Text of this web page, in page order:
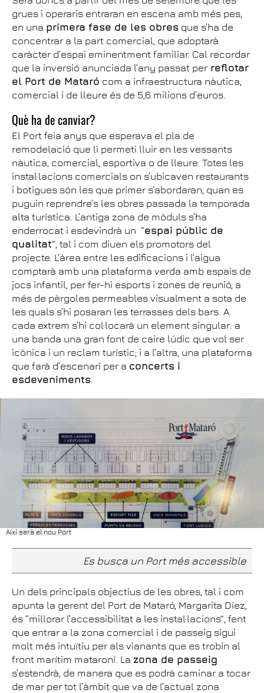
grues i operaris entraran en escena amb més pes,
en una primera fase de les obres que s’ha de
concentrar a la part comercial, que adoptarà
caràcter d’espai eminentment familiar. Cal recordar
que la inversió anunciada l’any passat per reflotar
el Port de Mataró com a infraestructura nàutica,
comercial i de lleure és de 5,6 milions d’euros.
Què ha de canviar?
El Port feia anys que esperava el pla de
remodelació que li permeti lluir en les vessants
nàutica, comercial, esportiva o de lleure. Totes les
instal·lacions comercials on s’ubicaven restaurants
i botigues són les que primer s’abordaran, quan es
puguin reprendre’s les obres passada la temporada
alta turística. L’antiga zona de mòduls s’ha
enderrocat i esdevindrà un “espai públic de
qualitat”, tal i com diuen els promotors del
projecte. L’àrea entre les edificacions i l’aigua
comptarà amb una plataforma verda amb espais de
jocs infantil, per fer-hi esports i zones de reunió, a
més de pèrgoles permeables visualment a sota de
les quals s’hi posaran les terrasses dels bars. A
cada extrem s’hi col·locarà un element singular: a
una banda una gran font de caire lúdic que vol ser
icònica i un reclam turístic; i a l’altra, una plataforma
que farà d’escenari per a concerts i
esdeveniments.
Així serà el nou Port
Es busca un Port més accessible
Un dels principals objectius de les obres, tal i com
apunta la gerent del Port de Mataró, Margarita Díez,
és “millorar l’accessibilitat a les instal·lacions”, fent
que entrar a la zona comercial i de passeig sigui
molt més intuïtiu per als vianants que es trobin al
front marítim mataroní. La zona de passeig
s’estendrà, de manera que es podrà caminar a tocar
de mar per tot l’àmbit que va de l’actual zona